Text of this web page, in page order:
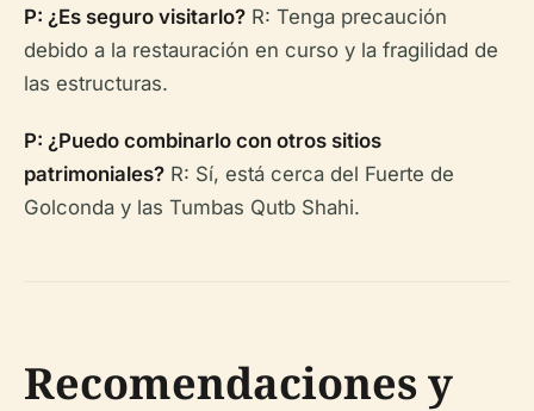
P: ¿Es seguro visitarlo? R: Tenga precaución
debido a la restauración en curso y la fragilidad de
las estructuras.
P: ¿Puedo combinarlo con otros sitios
patrimoniales? R: Sí, está cerca del Fuerte de
Golconda y las Tumbas Qutb Shahi.
Recomendaciones y